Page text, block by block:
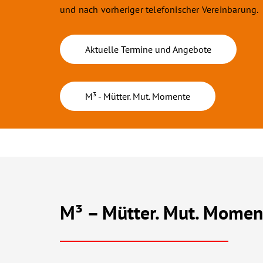
und nach vorheriger telefonischer Vereinbarung.
Aktuelle Termine und Angebote
M³ - Mütter. Mut. Momente
M³ – Mütter. Mut.